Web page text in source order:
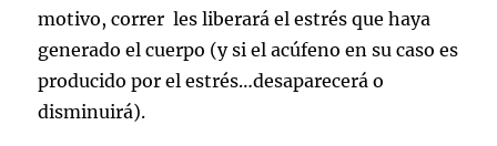
motivo, correr les liberará el estrés que haya
generado el cuerpo (y si el acúfeno en su caso es
producido por el estrés…desaparecerá o
disminuirá).